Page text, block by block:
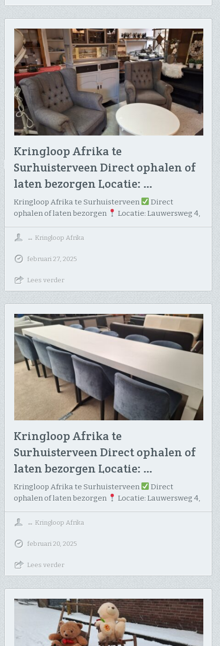
Kringloop Afrika te
Surhuisterveen Direct ophalen of
laten bezorgen Locatie: …
Kringloop Afrika te Surhuisterveen
Direct
ophalen of laten bezorgen
Locatie: Lauwersweg 4,
↔ Kringloop Afrika
februari 27, 2025
Lees verder
Kringloop Afrika te
Surhuisterveen Direct ophalen of
laten bezorgen Locatie: …
Kringloop Afrika te Surhuisterveen
Direct
ophalen of laten bezorgen
Locatie: Lauwersweg 4,
↔ Kringloop Afrika
februari 20, 2025
Lees verder